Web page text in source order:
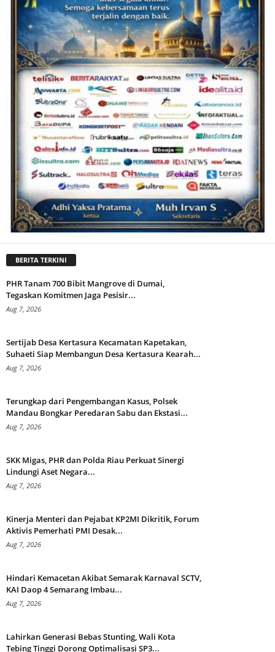
BERITA TERKINI
PHR Tanam 700 Bibit Mangrove di Dumai,
Tegaskan Komitmen Jaga Pesisir...
Aug 7, 2026
Sertijab Desa Kertasura Kecamatan Kapetakan,
Suhaeti Siap Membangun Desa Kertasura Kearah...
Aug 7, 2026
Terungkap dari Pengembangan Kasus, Polsek
Mandau Bongkar Peredaran Sabu dan Ekstasi...
Aug 7, 2026
SKK Migas, PHR dan Polda Riau Perkuat Sinergi
Lindungi Aset Negara...
Aug 7, 2026
Kinerja Menteri dan Pejabat KP2MI Dikritik, Forum
Aktivis Pemerhati PMI Desak...
Aug 7, 2026
Hindari Kemacetan Akibat Semarak Karnaval SCTV,
KAI Daop 4 Semarang Imbau...
Aug 7, 2026
Lahirkan Generasi Bebas Stunting, Wali Kota
Tebing Tinggi Dorong Optimalisasi SP3...